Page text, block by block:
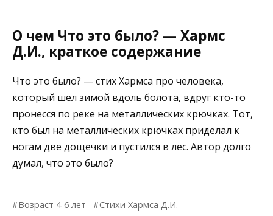
О чем Что это было? — Хармс
Д.И., краткое содержание
Что это было? — стих Хармса про человека,
который шел зимой вдоль болота, вдруг кто-то
пронесся по реке на металлических крючках. Тот,
кто был на металлических крючках приделал к
ногам две дощечки и пустился в лес. Автор долго
думал, что это было?
Возраст 4-6 лет Стихи Хармса Д.И.